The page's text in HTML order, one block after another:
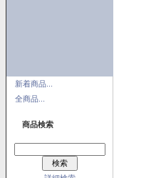
新着商品...
全商品...
商品検索